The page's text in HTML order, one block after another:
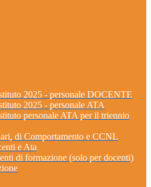
2025 - personale DOCENTE
2025 - personale ATA
personale ATA per il triennio
di Comportamento e CCNL
e Ata
di formazione (solo per docenti)